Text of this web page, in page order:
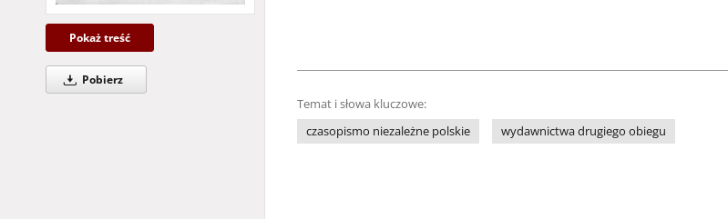
Pokaż treść
Pobierz
Temat i słowa kluczowe:
czasopismo niezależne polskie
wydawnictwa drugiego obiegu